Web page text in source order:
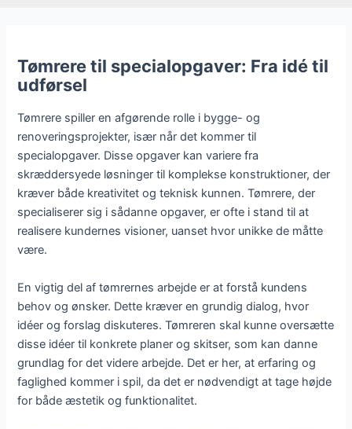
Tømrere til specialopgaver: Fra idé til
udførsel
Tømrere spiller en afgørende rolle i bygge- og
renoveringsprojekter, især når det kommer til
specialopgaver. Disse opgaver kan variere fra
skræddersyede løsninger til komplekse konstruktioner, der
kræver både kreativitet og teknisk kunnen. Tømrere, der
specialiserer sig i sådanne opgaver, er ofte i stand til at
realisere kundernes visioner, uanset hvor unikke de måtte
være.
En vigtig del af tømrernes arbejde er at forstå kundens
behov og ønsker. Dette kræver en grundig dialog, hvor
idéer og forslag diskuteres. Tømreren skal kunne oversætte
disse idéer til konkrete planer og skitser, som kan danne
grundlag for det videre arbejde. Det er her, at erfaring og
faglighed kommer i spil, da det er nødvendigt at tage højde
for både æstetik og funktionalitet.